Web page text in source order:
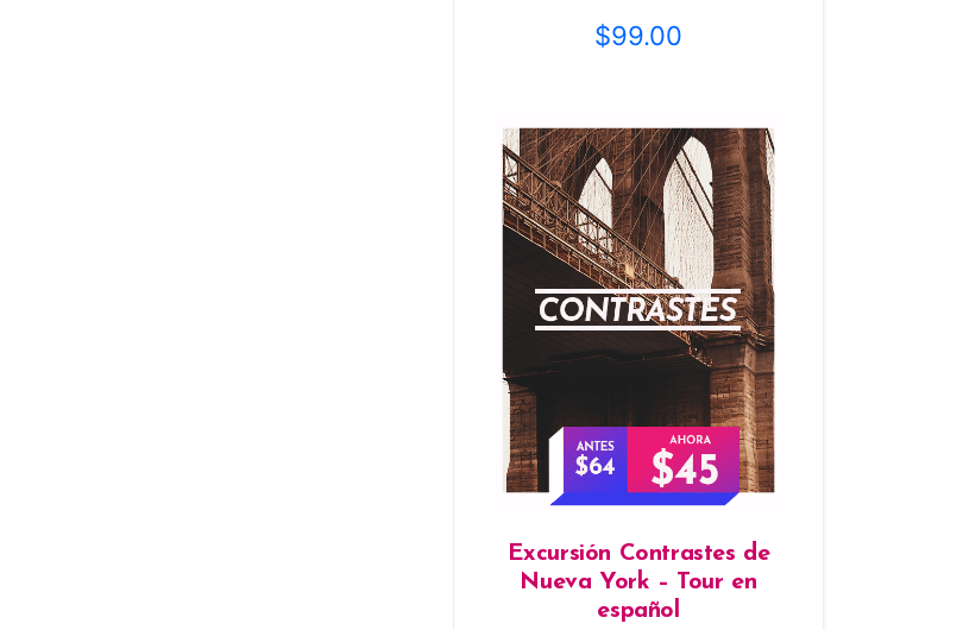
$99.00
Excursión Contrastes de
Nueva York – Tour en
español